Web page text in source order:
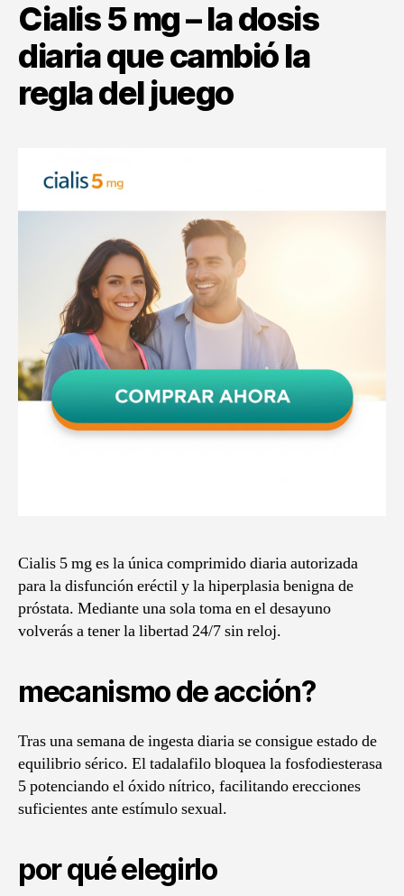
Cialis 5 mg – la dosis
diaria que cambió la
regla del juego
Cialis 5 mg es la única comprimido diaria autorizada
para la disfunción eréctil y la hiperplasia benigna de
próstata. Mediante una sola toma en el desayuno
volverás a tener la libertad 24/7 sin reloj.
mecanismo de acción?
Tras una semana de ingesta diaria se consigue estado de
equilibrio sérico. El tadalafilo bloquea la fosfodiesterasa
5 potenciando el óxido nítrico, facilitando erecciones
suficientes ante estímulo sexual.
por qué elegirlo